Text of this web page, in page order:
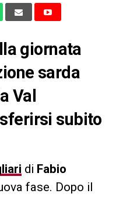
giornata
sarda
Val
subito
di Fabio
fase. Dopo il